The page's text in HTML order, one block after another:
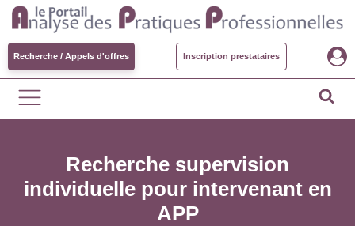
Recherche / Appels d'offres Inscription prestataires
Recherche supervision
individuelle pour intervenant en
APP